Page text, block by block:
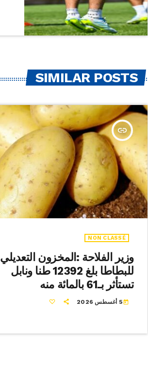
SIMILAR POSTS
insert_link
NON CLASSÉ
وزير الفلاحة :المخزون التعديلي
للبطاطا بلغ 12392 طنا ونابل
تستأثر بـ61 بالمائة منه
today5 أغسطس 2026